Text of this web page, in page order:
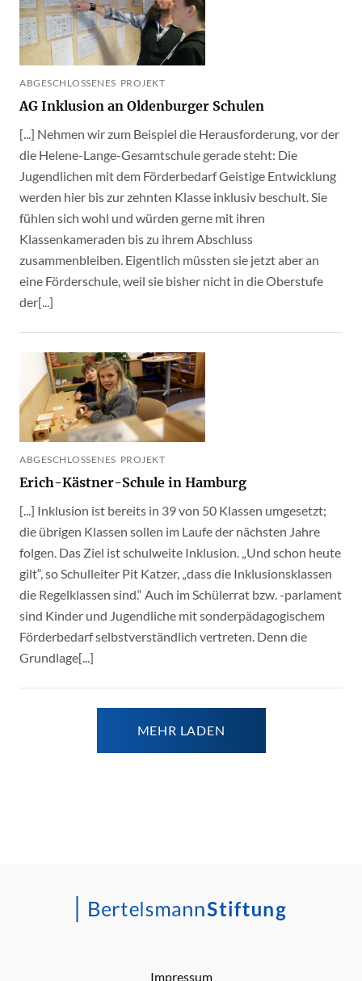
ABGESCHLOSSENES PROJEKT
AG Inklusion an Oldenburger Schulen
[...] Nehmen wir zum Beispiel die Herausforderung, vor der
die Helene-Lange-Gesamtschule gerade steht: Die
Jugendlichen mit dem Förderbedarf Geistige Entwicklung
werden hier bis zur zehnten Klasse inklusiv beschult. Sie
fühlen sich wohl und würden gerne mit ihren
Klassenkameraden bis zu ihrem Abschluss
zusammenbleiben. Eigentlich müssten sie jetzt aber an
eine Förderschule, weil sie bisher nicht in die Oberstufe
der[...]
ABGESCHLOSSENES PROJEKT
Erich-Kästner-Schule in Hamburg
[...] Inklusion ist bereits in 39 von 50 Klassen umgesetzt;
die übrigen Klassen sollen im Laufe der nächsten Jahre
folgen. Das Ziel ist schulweite Inklusion. „Und schon heute
gilt“, so Schulleiter Pit Katzer, „dass die Inklusionsklassen
die Regelklassen sind.“ Auch im Schülerrat bzw. -parlament
sind Kinder und Jugendliche mit sonderpädagogischem
Förderbedarf selbstverständlich vertreten. Denn die
Grundlage[...]
MEHR LADEN
Impressum